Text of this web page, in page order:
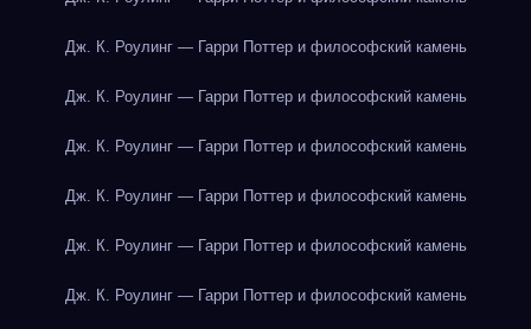
Дж. К. Роулинг — Гарри Поттер и философский камень
Дж. К. Роулинг — Гарри Поттер и философский камень
Дж. К. Роулинг — Гарри Поттер и философский камень
Дж. К. Роулинг — Гарри Поттер и философский камень
Дж. К. Роулинг — Гарри Поттер и философский камень
Дж. К. Роулинг — Гарри Поттер и философский камень